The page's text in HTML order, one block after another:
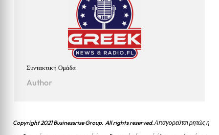
Συντακτική Ομάδα
Author
Copyright 2021 Businessrise Group. All rights reserved. Απαγορεύται ρητώς η